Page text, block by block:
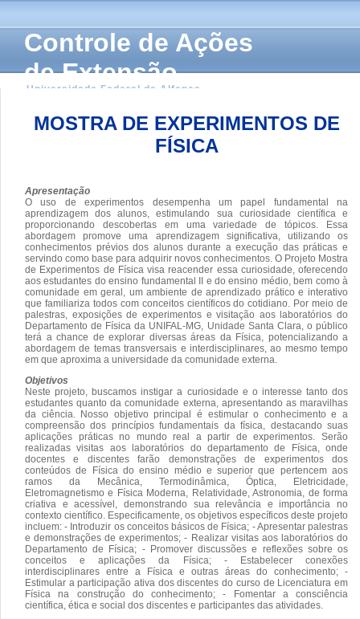
Controle de Ações
de Extensão
Universidade Federal de Alfenas
MOSTRA DE EXPERIMENTOS DE
FÍSICA
Apresentação
O uso de experimentos desempenha um papel fundamental na
aprendizagem dos alunos, estimulando sua curiosidade científica e
proporcionando descobertas em uma variedade de tópicos. Essa
abordagem promove uma aprendizagem significativa, utilizando os
conhecimentos prévios dos alunos durante a execução das práticas e
servindo como base para adquirir novos conhecimentos. O Projeto Mostra
de Experimentos de Física visa reacender essa curiosidade, oferecendo
aos estudantes do ensino fundamental II e do ensino médio, bem como à
comunidade em geral, um ambiente de aprendizado prático e interativo
que familiariza todos com conceitos científicos do cotidiano. Por meio de
palestras, exposições de experimentos e visitação aos laboratórios do
Departamento de Física da UNIFAL-MG, Unidade Santa Clara, o público
terá a chance de explorar diversas áreas da Física, potencializando a
abordagem de temas transversais e interdisciplinares, ao mesmo tempo
em que aproxima a universidade da comunidade externa.
Objetivos
Neste projeto, buscamos instigar a curiosidade e o interesse tanto dos
estudantes quanto da comunidade externa, apresentando as maravilhas
da ciência. Nosso objetivo principal é estimular o conhecimento e a
compreensão dos princípios fundamentais da física, destacando suas
aplicações práticas no mundo real a partir de experimentos. Serão
realizadas visitas aos laboratórios do departamento de Física, onde
docentes e discentes farão demonstrações de experimentos dos
conteúdos de Física do ensino médio e superior que pertencem aos
ramos da Mecânica, Termodinâmica, Óptica, Eletricidade,
Eletromagnetismo e Física Moderna, Relatividade, Astronomia, de forma
criativa e acessível, demonstrando sua relevância e importância no
contexto científico. Especificamente, os objetivos específicos deste projeto
incluem: - Introduzir os conceitos básicos de Física; - Apresentar palestras
e demonstrações de experimentos; - Realizar visitas aos laboratórios do
Departamento de Física; - Promover discussões e reflexões sobre os
conceitos e aplicações da Física; - Estabelecer conexões
interdisciplinares entre a Física e outras áreas do conhecimento; -
Estimular a participação ativa dos discentes do curso de Licenciatura em
Física na construção do conhecimento; - Fomentar a consciência
científica, ética e social dos discentes e participantes das atividades.